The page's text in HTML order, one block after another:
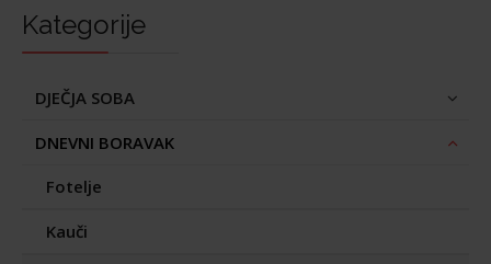
Kategorije
DJEČJA SOBA
DNEVNI BORAVAK
Fotelje
Kauči